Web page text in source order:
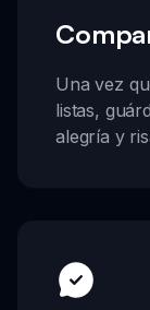
Una vez
listas,
alegría y